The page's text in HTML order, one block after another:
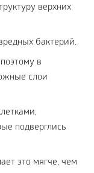
верхних
бактерий.
в
слои
подверглись
это мягче, чем